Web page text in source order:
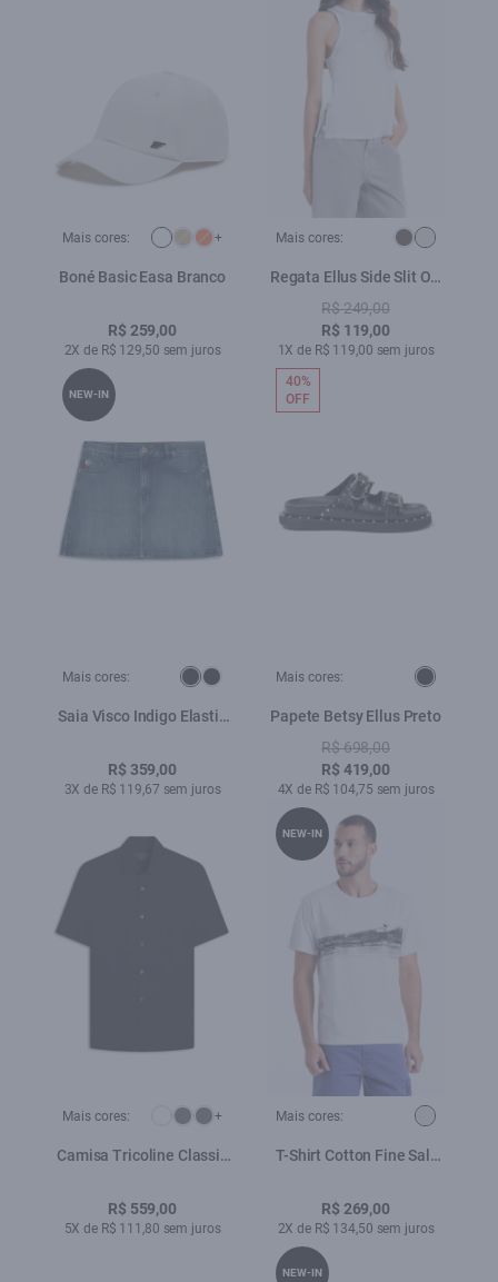
Mais cores: +
Boné Basic Easa Branco
R$ 259,00
2X de R$ 129,50 sem juros
Mais cores:
Regata Ellus Side Slit Off
White
R$ 249,00
R$ 119,00
1X de R$ 119,00 sem juros
Mais cores:
Saia Visco Indigo Elastic
R$ 359,00
3X de R$ 119,67 sem juros
NEW-IN
Mais cores:
Papete Betsy Ellus Preto
R$ 698,00
R$ 419,00
4X de R$ 104,75 sem juros
40%
OFF
Mais cores: +
Camisa Tricoline Classic
R$ 559,00
5X de R$ 111,80 sem juros
Mais cores:
T-Shirt Cotton Fine Salt
R$ 269,00
2X de R$ 134,50 sem juros
NEW-IN
NEW-IN